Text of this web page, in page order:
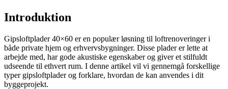
Introduktion
Gipsloftplader 40×60 er en populær løsning til loftrenoveringer i
både private hjem og erhvervsbygninger. Disse plader er lette at
arbejde med, har gode akustiske egenskaber og giver et stilfuldt
udseende til ethvert rum. I denne artikel vil vi gennemgå forskellige
typer gipsloftplader og forklare, hvordan de kan anvendes i dit
byggeprojekt.